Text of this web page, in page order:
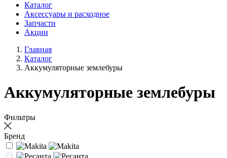
Каталог
Аксессуары и расходное
Запчасти
Акции
Главная
Каталог
Аккумуляторные землебуры
Аккумуляторные землебуры
Фильтры
Бренд